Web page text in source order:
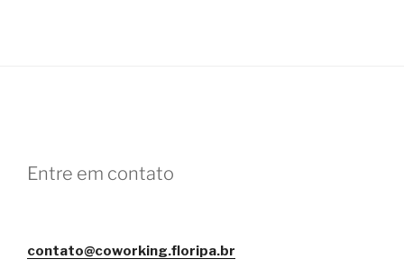
Entre em contato
contato@coworking.floripa.br